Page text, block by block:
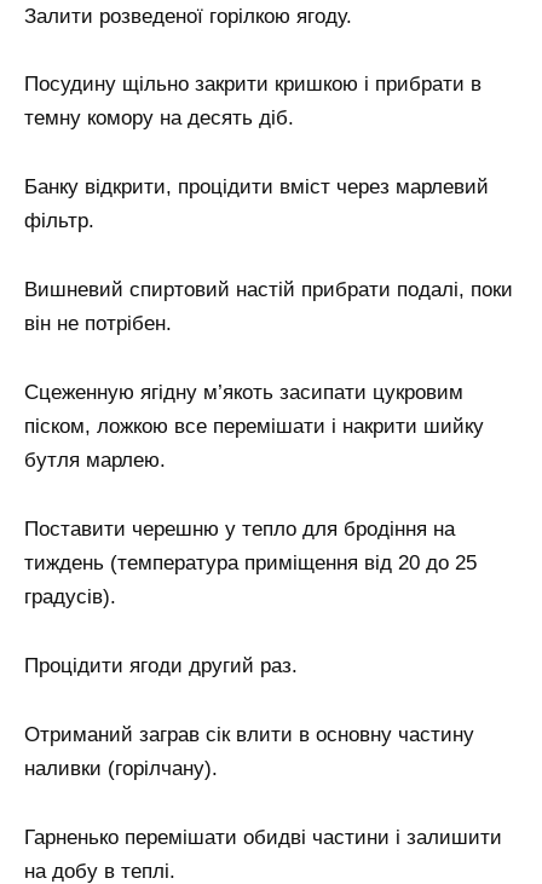
Залити розведеної горілкою ягоду.
Посудину щільно закрити кришкою і прибрати в
темну комору на десять діб.
Банку відкрити, процідити вміст через марлевий
фільтр.
Вишневий спиртовий настій прибрати подалі, поки
він не потрібен.
Сцеженную ягідну м’якоть засипати цукровим
піском, ложкою все перемішати і накрити шийку
бутля марлею.
Поставити черешню у тепло для бродіння на
тиждень (температура приміщення від 20 до 25
градусів).
Процідити ягоди другий раз.
Отриманий заграв сік влити в основну частину
наливки (горілчану).
Гарненько перемішати обидві частини і залишити
на добу в теплі.